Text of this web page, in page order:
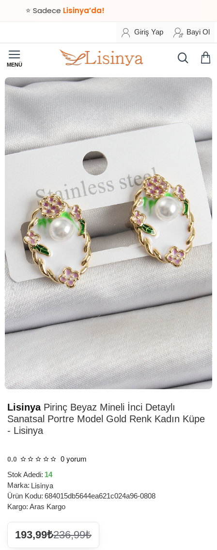
⭐ SadeceLisinya’da!
Giriş Yap Bayi Ol
LisinyaPirinç Beyaz Mineli İnci Detaylı
Sanatsal Portre Model Gold Renk Kadın Küpe
- Lisinya
0.0 0 yorum
Stok Adedi: 14
Marka: Lisinya
Ürün Kodu: 684015db5644ea621c024a96-0808
Kargo: Aras Kargo
193,99₺236,99₺